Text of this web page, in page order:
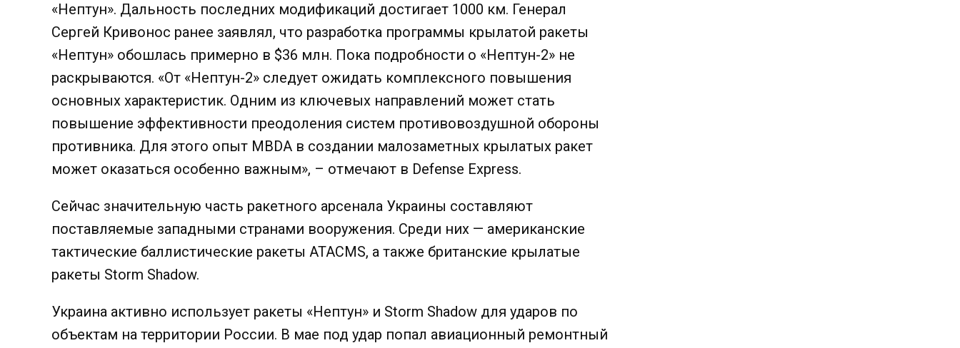
«Нептун». Дальность последних модификаций достигает 1000 км. Генерал
Сергей Кривонос ранее заявлял, что разработка программы крылатой ракеты
«Нептун» обошлась примерно в $36 млн. Пока подробности о «Нептун-2» не
раскрываются. «От «Нептун-2» следует ожидать комплексного повышения
основных характеристик. Одним из ключевых направлений может стать
повышение эффективности преодоления систем противовоздушной обороны
противника. Для этого опыт MBDA в создании малозаметных крылатых ракет
может оказаться особенно важным», – отмечают в Defense Express.
Сейчас значительную часть ракетного арсенала Украины составляют
поставляемые западными странами вооружения. Среди них — американские
тактические баллистические ракеты ATACMS, а также британские крылатые
ракеты Storm Shadow.
Украина активно использует ракеты «Нептун» и Storm Shadow для ударов по
объектам на территории России. В мае под удар попал авиационный ремонтный